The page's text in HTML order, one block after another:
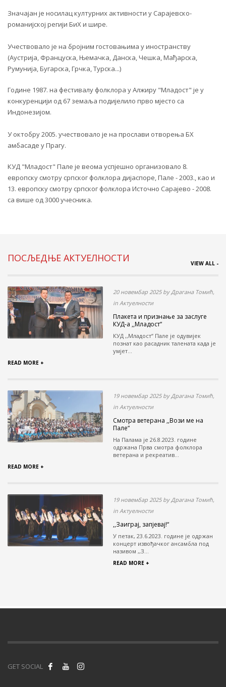
Значајан је носилац културних активности у Сарајевско-
романијској регији БиХ и шире.
Учествовало је на бројним гостовањима у иностранству
(Аустрија, Француска, Њемачка, Данска, Чешка, Мађарска,
Румунија, Бугарска, Грчка, Турска...)
Године 1987. на фестивалу фолклора у Алжиру "Младост" је у
конкуренцији од 67 земаља подијелило прво мјесто са
Индонезијом.
У октобру 2005. учествовало је на прослави отворења БХ
амбасаде у Прагу.
КУД "Младост" Пале је веома успјешно организовало 8.
европску смотру српског фолклора дијаспоре, Пале - 2003., као и
13. европску смотру српског фолклора Источно Сарајево - 2008.
са више од 3000 учесника.
ПОСЉЕДЊЕ АКТУЕЛНОСТИ VIEW ALL -
20 новембар 2025 by Драгана Томић,
in Актуелности
Плакета и признање за заслуге
КУД-а ,,Младост“
КУД ,,Младост“ Пале је одувијек
познат као расадник талената када је
умјет...
READ MORE +
19 новембар 2025 by Драгана Томић,
in Актуелности
Смотра ветерана ,,Вози ме на
Пале“
На Палама је 26.8.2023. године
одржана Прва смотра фолклора
ветерана и рекреатив...
READ MORE +
19 новембар 2025 by Драгана Томић,
in Актуелности
,,Заиграј, запјевај!“
У петак, 23.6.2023. године је одржан
концерт извођачког ансамбла под
називом ,,З...
READ MORE +
GET SOCIAL